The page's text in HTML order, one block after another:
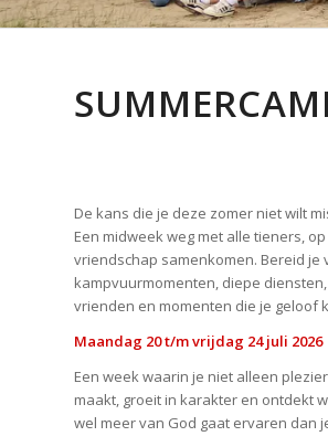
De kans die je deze zomer niet wilt
Een midweek weg met alle tieners,
vriendschap samenkomen. Bereid
kampvuurmomenten, diepe
vrienden en momenten die je geloof
Maandag 20 t/m vrijdag 24 juli 2026
Een week waarin je niet alleen
maakt, groeit in karakter en ontdekt
wel meer van God gaat ervaren dan